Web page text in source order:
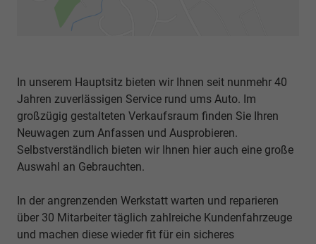
In unserem Hauptsitz bieten wir Ihnen seit nunmehr 40
Jahren zuverlässigen Service rund ums Auto. Im
großzügig gestalteten Verkaufsraum finden Sie Ihren
Neuwagen zum Anfassen und Ausprobieren.
Selbstverständlich bieten wir Ihnen hier auch eine große
Auswahl an Gebrauchten.
In der angrenzenden Werkstatt warten und reparieren
über 30 Mitarbeiter täglich zahlreiche Kundenfahrzeuge
und machen diese wieder fit für ein sicheres